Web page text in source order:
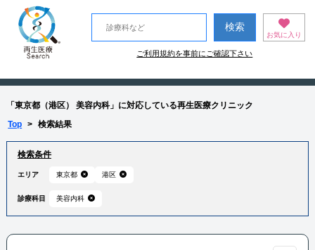
お気に入り
ご利用規約を事前にご確認下さい
「東京都（港区） 美容内科」に対応している再生医療クリニック
Top > 検索結果
検索条件
エリア 東京都 港区
診療科目 美容内科